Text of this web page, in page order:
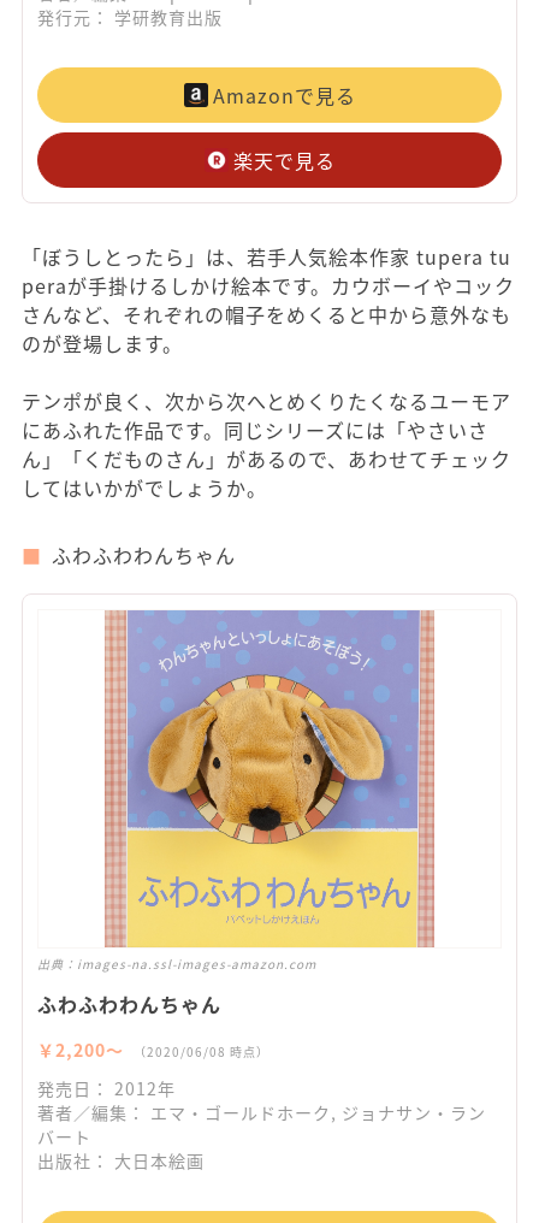
発行元： 学研教育出版
Amazonで見る
楽天で見る
「ぼうしとったら」は、若手人気絵本作家 tupera tu
peraが手掛けるしかけ絵本です。カウボーイやコック
さんなど、それぞれの帽子をめくると中から意外なも
のが登場します。
テンポが良く、次から次へとめくりたくなるユーモア
にあふれた作品です。同じシリーズには「やさいさ
ん」「くだものさん」があるので、あわせてチェック
してはいかがでしょうか。
ふわふわわんちゃん
出典： images-na.ssl-images-amazon.com
ふわふわわんちゃん
￥2,200〜 （2020/06/08 時点）
発売日： 2012年
著者／編集： エマ・ゴールドホーク, ジョナサン・ラン
バート
出版社： 大日本絵画